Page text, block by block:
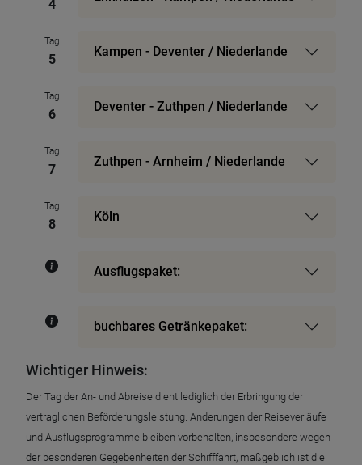
4
Tag
5
Kampen - Deventer / Niederlande
Tag
6
Deventer - Zuthpen / Niederlande
Tag
7
Zuthpen - Arnheim / Niederlande
Tag
8
Köln
Ausflugspaket:
buchbares Getränkepaket:
Wichtiger Hinweis:
Der Tag der An- und Abreise dient lediglich der Erbringung der
vertraglichen Beförderungsleistung. Änderungen der Reiseverläufe
und Ausflugsprogramme bleiben vorbehalten, insbesondere wegen
der besonderen Gegebenheiten der Schifffahrt, maßgeblich ist die